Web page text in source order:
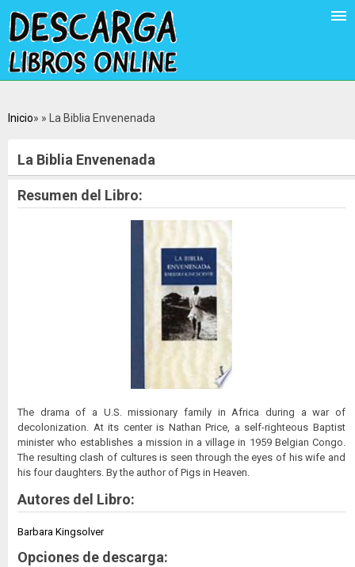
Inicio La Biblia Envenenada
La Biblia Envenenada
Resumen del Libro:
The drama of a U.S. missionary family in Africa during a war of
decolonization. At its center is Nathan Price, a self-righteous Baptist
minister who establishes a mission in a village in 1959 Belgian Congo.
The resulting clash of cultures is seen through the eyes of his wife and
his four daughters. By the author of Pigs in Heaven.
Autores del Libro:
Barbara Kingsolver
Opciones de descarga: